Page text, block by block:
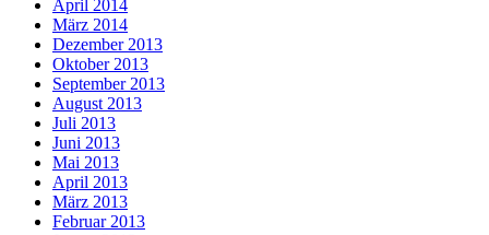
April 2014
März 2014
Dezember 2013
Oktober 2013
September 2013
August 2013
Juli 2013
Juni 2013
Mai 2013
April 2013
März 2013
Februar 2013